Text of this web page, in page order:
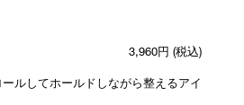
3,960円 (税込)
ルしてホールドしながら整えるアイ